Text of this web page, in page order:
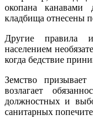
окопана
кладбища отнесены
Другие правила
населением
когда бедствие
Земство
возлагает
должностных и
санитарных